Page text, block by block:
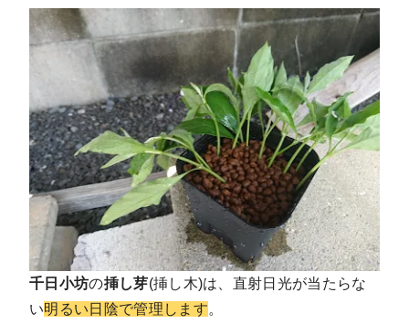
千日小坊の挿し芽(挿し木)は、直射日光が当たらな
い明るい日陰で管理します。